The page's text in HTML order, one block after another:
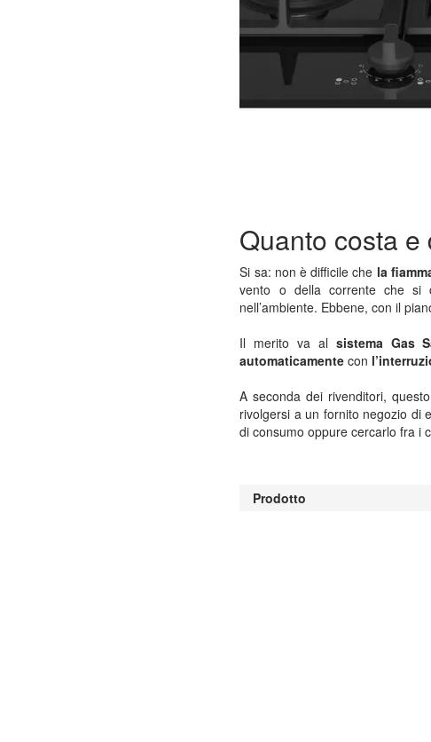
Quanto costa e
Si sa: non è difficile che la
vento o della corrente che si
nell’ambiente. Ebbene, con il
Il merito va al sistema Gas
automaticamente con
A seconda dei rivenditori,
rivolgersi a un fornito negozio di
di consumo oppure cercarlo fra i
Prodotto